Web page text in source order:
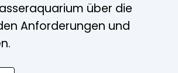
über die
Anforderungen und